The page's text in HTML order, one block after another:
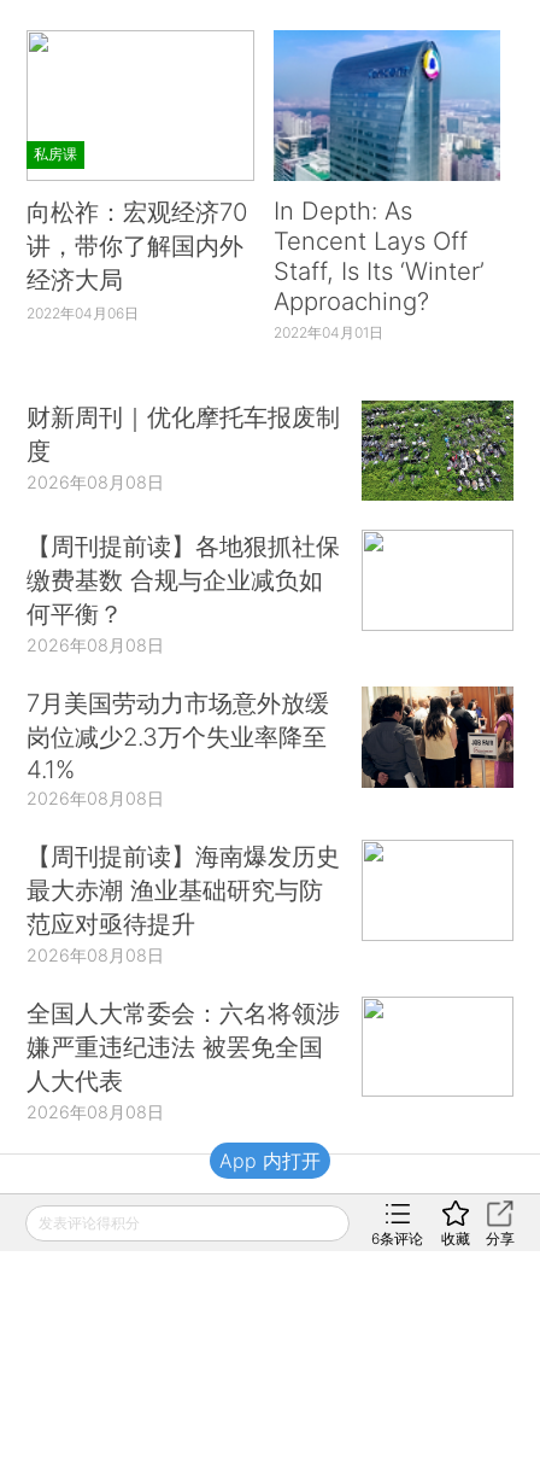
私房课
向松祚：宏观经济70
讲，带你了解国内外
经济大局
2022年04月06日
In Depth: As
Tencent Lays Off
Staff, Is Its ‘Winter’
Approaching?
2022年04月01日
财新周刊｜优化摩托车报废制
度
2026年08月08日
【周刊提前读】各地狠抓社保
缴费基数 合规与企业减负如
何平衡？
2026年08月08日
7月美国劳动力市场意外放缓
岗位减少2.3万个失业率降至
4.1%
2026年08月08日
【周刊提前读】海南爆发历史
最大赤潮 渔业基础研究与防
范应对亟待提升
2026年08月08日
全国人大常委会：六名将领涉
嫌严重违纪违法 被罢免全国
人大代表
2026年08月08日
财新移动
发表评论得积分
6条评论 收藏 分享
App 内打开